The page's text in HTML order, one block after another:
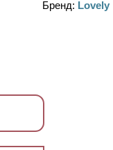
Бренд: Lovely